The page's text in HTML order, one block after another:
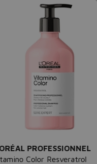
PROFESSIONNEL
Color Resveratrol